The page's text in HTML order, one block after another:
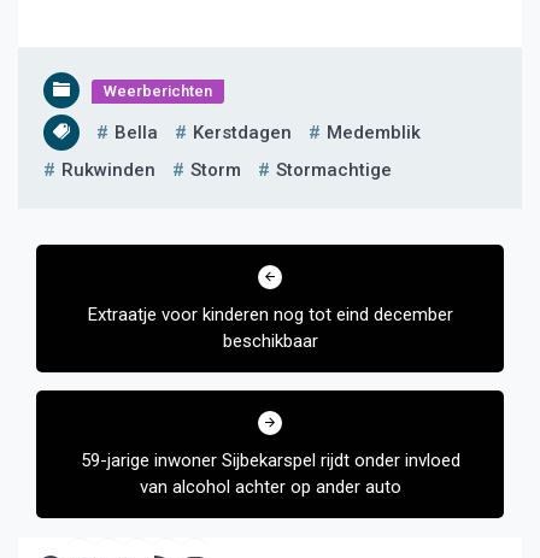
Weerberichten
Bella Kerstdagen
Medemblik
Rukwinden
Storm Stormachtige
Bericht
Extraatje voor kinderen nog tot eind december
beschikbaar
59-jarige inwoner Sijbekarspel rijdt onder invloed
van alcohol achter op ander auto